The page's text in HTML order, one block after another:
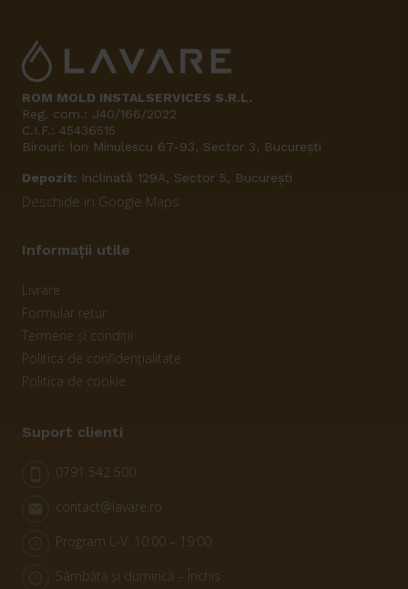
ROM MOLD INSTALSERVICES S.R.L.
Reg. com.: J40/166/2022
C.I.F.: 45436515
Birouri: Ion Minulescu 67-93, Sector 3, București
Depozit: Inclinată 129A, Sector 5, București
Deschide in Google Maps
Informații utile
Livrare
Formular retur
Termene și condiții
Politica de confidențialitate
Politica de cookie
Suport clienti
0791 542 500
contact@lavare.ro
Program L-V: 10:00 – 19:00
Sâmbătă și dumincă – Închis